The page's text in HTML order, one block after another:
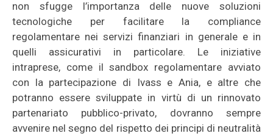
non sfugge l’importanza delle nuove soluzioni
tecnologiche per facilitare la compliance
regolamentare nei servizi finanziari in generale e in
quelli assicurativi in particolare. Le iniziative
intraprese, come il sandbox regolamentare avviato
con la partecipazione di Ivass e Ania, e altre che
potranno essere sviluppate in virtù di un rinnovato
partenariato pubblico-privato, dovranno sempre
avvenire nel segno del rispetto dei principi di neutralità